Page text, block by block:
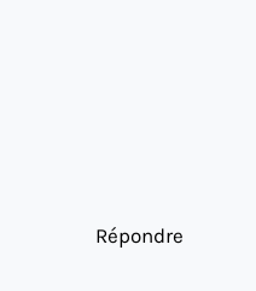
Répondre